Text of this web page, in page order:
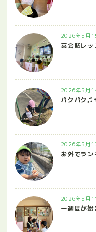
2026年5月
英会話レ
2026年5月
パクパク♫
2026年5月
お外でラ
2026年5月
一週間が